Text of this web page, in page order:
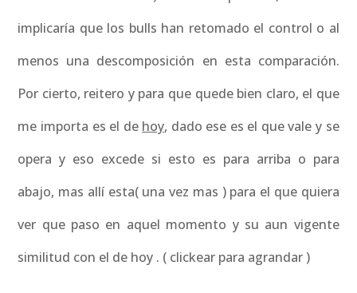
implicaría que los bulls han retomado el control o al
menos una descomposición en esta comparación.
Por cierto, reitero y para que quede bien claro, el que
me importa es el de hoy, dado ese es el que vale y se
opera y eso excede si esto es para arriba o para
abajo, mas allí esta( una vez mas ) para el que quiera
ver que paso en aquel momento y su aun vigente
similitud con el de hoy . ( clickear para agrandar )